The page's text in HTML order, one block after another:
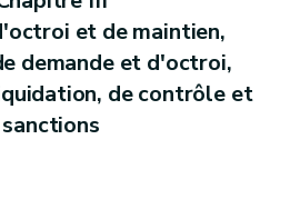
et de maintien,
demande et d'octroi,
de contrôle et
sanctions